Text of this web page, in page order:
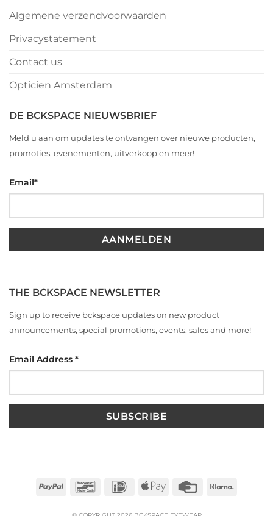
Algemene verzendvoorwaarden
Privacystatement
Contact us
Opticien Amsterdam
DE BCKSPACE NIEUWSBRIEF
Meld u aan om updates te ontvangen over nieuwe producten,
promoties, evenementen, uitverkoop en meer!
Email*
THE BCKSPACE NEWSLETTER
Sign up to receive bckspace updates on new product
announcements, special promotions, events, sales and more!
Email Address *
PayPal Bancontact
IDeal
Apple
Credit
Klarna